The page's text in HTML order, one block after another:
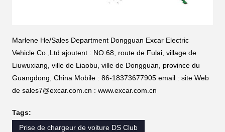
Marlene He/Sales Department Dongguan Excar Electric
Vehicle Co.,Ltd ajoutent : NO.68, route de Fulai, village de
Liuwuxiang, ville de Liaobu, ville de Dongguan, province du
Guangdong, China Mobile : 86-18373677905 email : site Web
de sales7@excar.com.cn : www.excar.com.cn
Tags:
Prise de chargeur de voiture DS Club